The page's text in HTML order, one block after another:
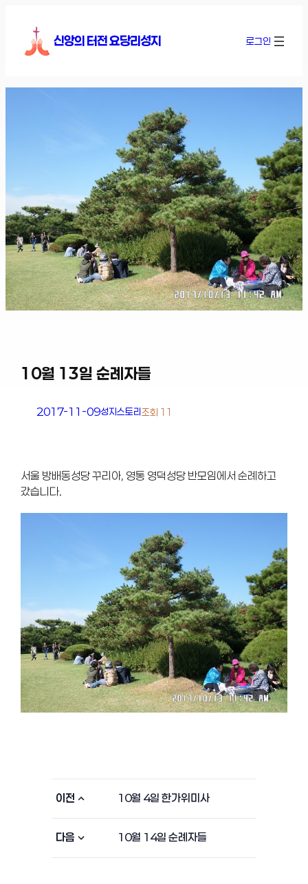
신앙의 터전 요당리성지 로그인
10월 13일 순례자들
2017-11-09성지스토리조회 11
서울 방배동성당 꾸리아, 영통 영덕성당 반모임에서 순례하고
갔습니다.
이전 10월 4일 한가위미사
다음 10월 14일 순례자들